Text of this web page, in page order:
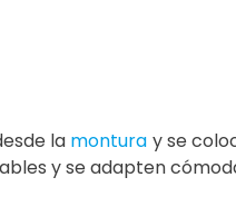
la montura y se
y se adapten